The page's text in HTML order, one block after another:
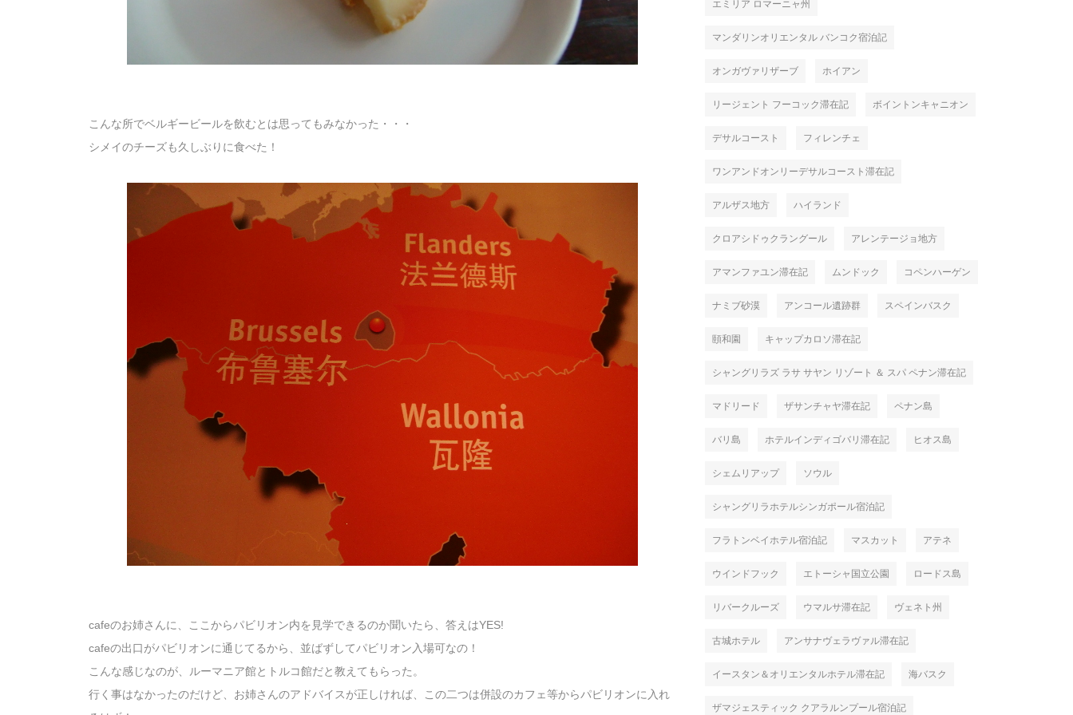
こんな所でベルギービールを飲むとは思ってもみなかった・・・
シメイのチーズも久しぶりに食べた！
cafeのお姉さんに、ここからパビリオン内を見学できるのか聞いたら、答えはYES!
cafeの出口がパビリオンに通じてるから、並ばずしてパビリオン入場可なの！
こんな感じなのが、ルーマニア館とトルコ館だと教えてもらった。
行く事はなかったのだけど、お姉さんのアドバイスが正しければ、この二つは併設のカフェ等からパビリオンに入れ
エミリア ロマーニャ州
マンダリンオリエンタル バンコク宿泊記
オンガヴァリザーブ ホイアン
リージェント フーコック滞在記 ボイントンキャニオン
デサルコースト フィレンチェ
ワンアンドオンリーデサルコースト滞在記
アルザス地方 ハイランド
クロアシドゥクラングール アレンテージョ地方
アマンファユン滞在記 ムンドック コペンハーゲン
ナミブ砂漠 アンコール遺跡群 スペインバスク
頤和園 キャップカロソ滞在記
シャングリラズ ラサ サヤン リゾート ＆ スパ ペナン滞在記
マドリード ザサンチャヤ滞在記 ペナン島
バリ島 ホテルインディゴバリ滞在記 ヒオス島
シェムリアップ ソウル
シャングリラホテルシンガポール宿泊記
フラトンベイホテル宿泊記 マスカット アテネ
ウインドフック エトーシャ国立公園 ロードス島
リバークルーズ ウマルサ滞在記 ヴェネト州
古城ホテル アンサナヴェラヴァル滞在記
イースタン＆オリエンタルホテル滞在記 海バスク
ザマジェスティック クアラルンプール宿泊記